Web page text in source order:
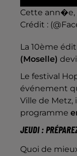
Cette ann�e,
Crédit :
La 10ème
(Moselle)
Le festival
événement
Ville de Metz,
programme
JEUDI :
Quoi de